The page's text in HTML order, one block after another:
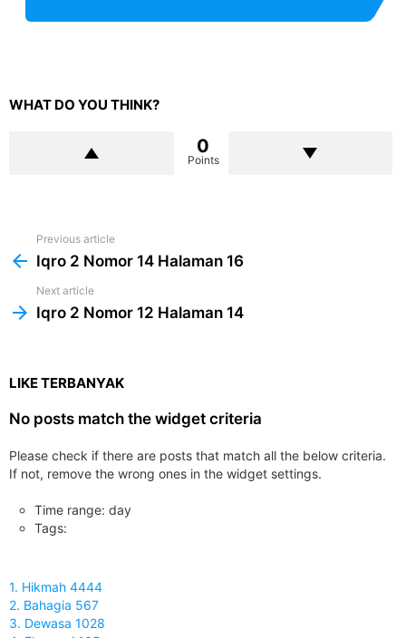
WHAT DO YOU THINK?
0
Points
more
Previous article
Iqro 2 Nomor 14 Halaman 16
Next article
Iqro 2 Nomor 12 Halaman 14
LIKE TERBANYAK
No posts match the widget criteria
Please check if there are posts that match all the below criteria.
If not, remove the wrong ones in the widget settings.
Time range: day
Tags:
1. Hikmah 4444
2. Bahagia 567
3. Dewasa 1028